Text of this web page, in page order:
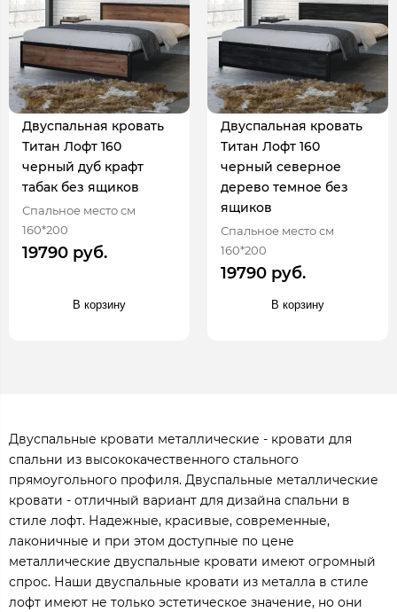
Двуспальная кровать
Титан Лофт 160
черный дуб крафт
табак без ящиков
Спальное место см
160*200
19790 руб.
В корзину
Двуспальная кровать
Титан Лофт 160
черный северное
дерево темное без
ящиков
Спальное место см
160*200
19790 руб.
В корзину
Двуспальные кровати металлические - кровати для
спальни из высококачественного стального
прямоугольного профиля. Двуспальные металлические
кровати - отличный вариант для дизайна спальни в
стиле лофт. Надежные, красивые, современные,
лаконичные и при этом доступные по цене
металлические двуспальные кровати имеют огромный
спрос. Наши двуспальные кровати из металла в стиле
лофт имеют не только эстетическое значение, но они